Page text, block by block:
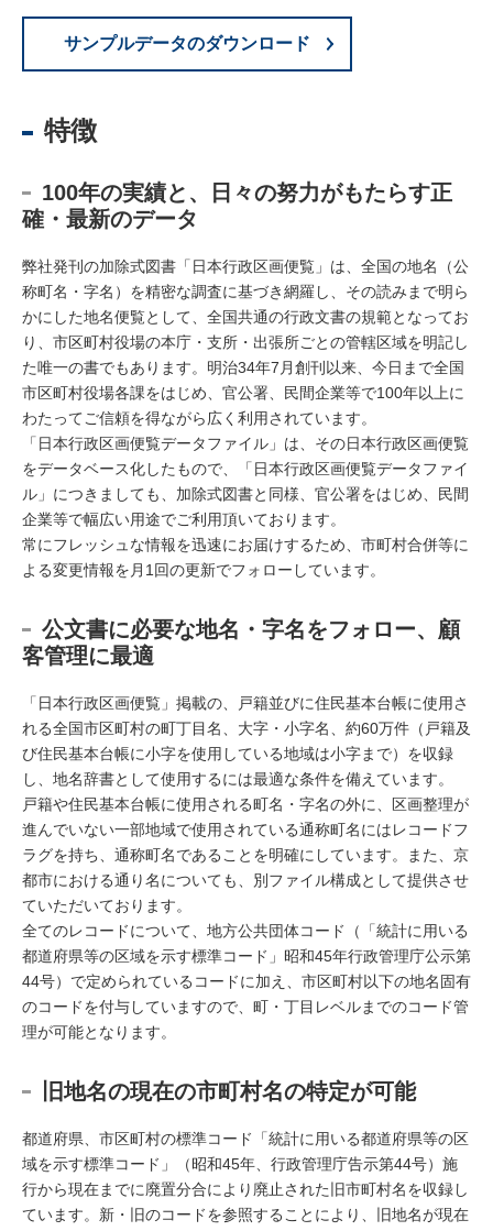
サンプルデータのダウンロード
特徴
100年の実績と、日々の努力がもたらす正
確・最新のデータ
弊社発刊の加除式図書「日本行政区画便覧」は、全国の地名（公
称町名・字名）を精密な調査に基づき網羅し、その読みまで明ら
かにした地名便覧として、全国共通の行政文書の規範となってお
り、市区町村役場の本庁・支所・出張所ごとの管轄区域を明記し
た唯一の書でもあります。明治34年7月創刊以来、今日まで全国
市区町村役場各課をはじめ、官公署、民間企業等で100年以上に
わたってご信頼を得ながら広く利用されています。
「日本行政区画便覧データファイル」は、その日本行政区画便覧
をデータベース化したもので、「日本行政区画便覧データファイ
ル」につきましても、加除式図書と同様、官公署をはじめ、民間
企業等で幅広い用途でご利用頂いております。
常にフレッシュな情報を迅速にお届けするため、市町村合併等に
よる変更情報を月1回の更新でフォローしています。
公文書に必要な地名・字名をフォロー、顧
客管理に最適
「日本行政区画便覧」掲載の、戸籍並びに住民基本台帳に使用さ
れる全国市区町村の町丁目名、大字・小字名、約60万件（戸籍及
び住民基本台帳に小字を使用している地域は小字まで）を収録
し、地名辞書として使用するには最適な条件を備えています。
戸籍や住民基本台帳に使用される町名・字名の外に、区画整理が
進んでいない一部地域で使用されている通称町名にはレコードフ
ラグを持ち、通称町名であることを明確にしています。また、京
都市における通り名についても、別ファイル構成として提供させ
ていただいております。
全てのレコードについて、地方公共団体コード（「統計に用いる
都道府県等の区域を示す標準コード」昭和45年行政管理庁公示第
44号）で定められているコードに加え、市区町村以下の地名固有
のコードを付与していますので、町・丁目レベルまでのコード管
理が可能となります。
旧地名の現在の市町村名の特定が可能
都道府県、市区町村の標準コード「統計に用いる都道府県等の区
域を示す標準コード」（昭和45年、行政管理庁告示第44号）施
行から現在までに廃置分合により廃止された旧市町村名を収録し
ています。新・旧のコードを参照することにより、旧地名が現在